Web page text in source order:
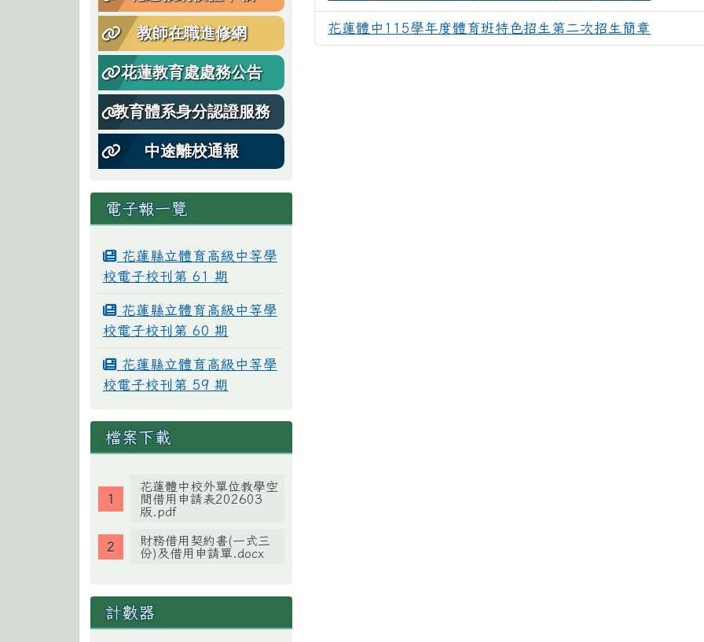
教師在職進修網
花蓮教育處處務公告
教育體系身分認證服務
中途離校通報
電子報一覽
花蓮縣立體育高級中等學
校電子校刊第 61 期
花蓮縣立體育高級中等學
校電子校刊第 60 期
花蓮縣立體育高級中等學
校電子校刊第 59 期
檔案下載
花蓮體中校外單位教學空
間借用申請表202603
版.pdf
財務借用契約書(一式三
份)及借用申請單.docx
計數器
花蓮體中115學年度體育班特色招生第二次招生簡章